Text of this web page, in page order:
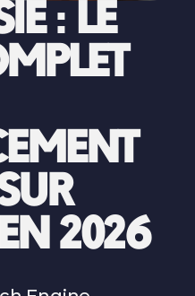
: LE
2026